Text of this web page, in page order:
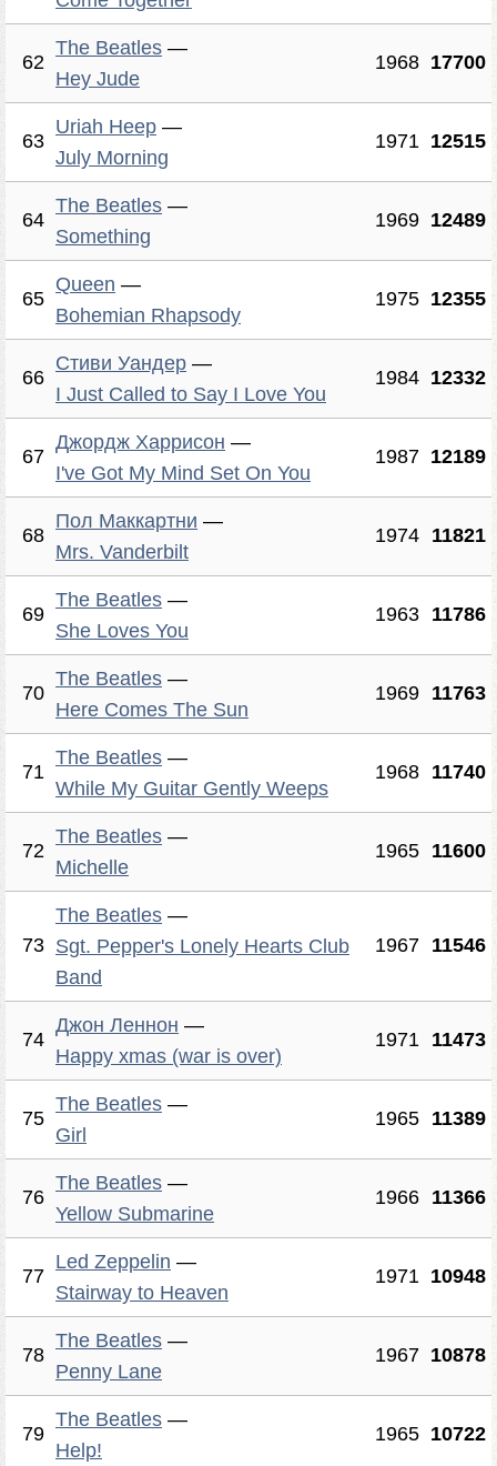
62
The Beatles —
Hey Jude
1968 17700
63
Uriah Heep —
July Morning
1971 12515
64
The Beatles —
Something
1969 12489
65
Queen —
Bohemian Rhapsody
1975 12355
66
Стиви Уандер —
I Just Called to Say I Love You
1984 12332
67
Джордж Харрисон —
I've Got My Mind Set On You
1987 12189
68
Пол Маккартни —
Mrs. Vanderbilt
1974 11821
69
The Beatles —
She Loves You
1963 11786
70
The Beatles —
Here Comes The Sun
1969 11763
71
The Beatles —
While My Guitar Gently Weeps
1968 11740
72
The Beatles —
Michelle
1965 11600
73
The Beatles —
Sgt. Pepper's Lonely Hearts Club
Band
1967 11546
74
Джон Леннон —
Happy xmas (war is over)
1971 11473
75
The Beatles —
Girl
1965 11389
76
The Beatles —
Yellow Submarine
1966 11366
77
Led Zeppelin —
Stairway to Heaven
1971 10948
78
The Beatles —
Penny Lane
1967 10878
79
The Beatles —
Help!
1965 10722